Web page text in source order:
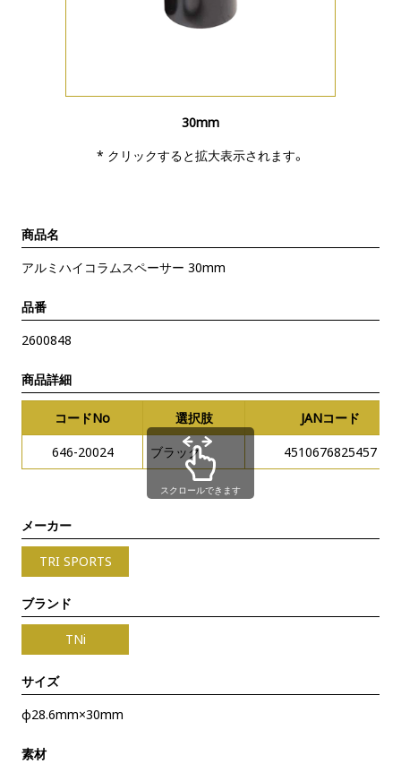
30mm
* クリックすると拡大表示されます。
商品名
アルミハイコラムスペーサー 30mm
品番
2600848
商品詳細
コードNo 選択肢
JANコード
646-20024
ブラック 4510676825457
スクロールできます
メーカー
TRI SPORTS
ブランド
TNi
サイズ
φ28.6mm×30mm
素材